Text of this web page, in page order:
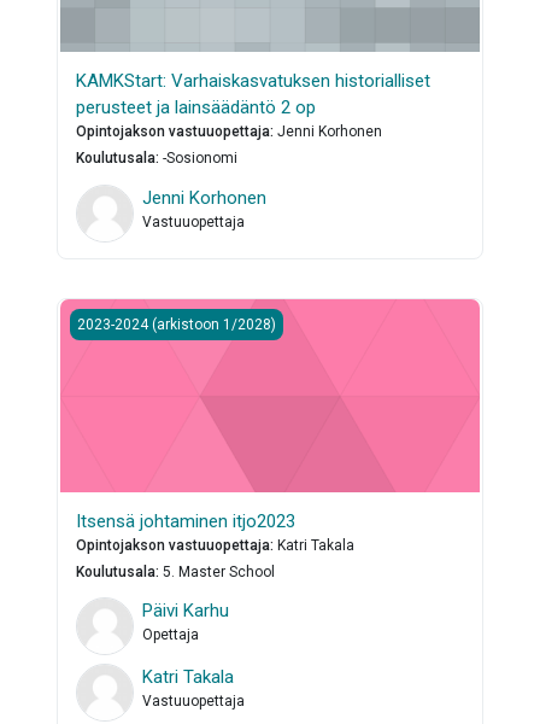
KAMKStart: Varhaiskasvatuksen historialliset
perusteet ja lainsäädäntö 2 op
Opintojakson vastuuopettaja:Jenni Korhonen
Koulutusala:-Sosionomi
Jenni Korhonen
Vastuuopettaja
Itsensä johtaminen itjo2023
2023-2024 (arkistoon 1/2028)
Itsensä johtaminen itjo2023
Opintojakson vastuuopettaja:Katri Takala
Koulutusala:5. Master School
Päivi Karhu
Opettaja
Katri Takala
Vastuuopettaja